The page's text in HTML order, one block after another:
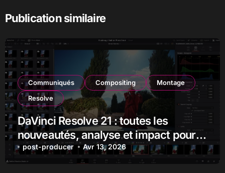
Publication similaire
Communiqués Compositing
Montage
Resolve
DaVinci Resolve 21 : toutes les
nouveautés, analyse et impact pour
les monteurs, étalonneurs et
créateurs
post-producer Avr 13, 2026